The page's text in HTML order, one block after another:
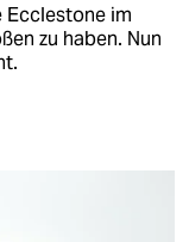
Ecclestone im
zu haben. Nun